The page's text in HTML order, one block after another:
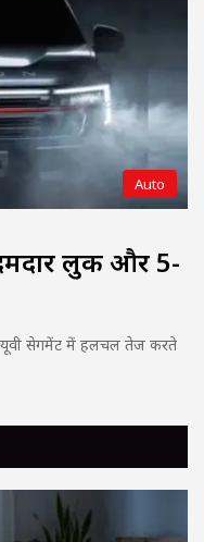
Auto
लुक और 5-
सेगमेंट में हलचल तेज करते